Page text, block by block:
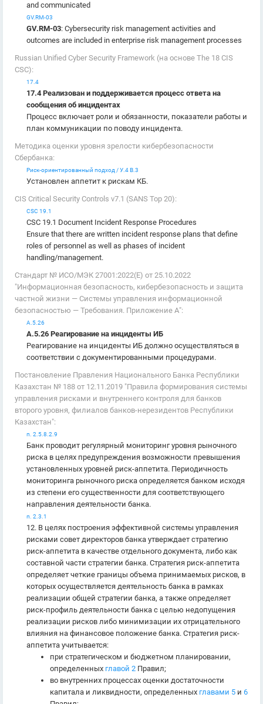
and communicated
GV.RM-03
GV.RM-03: Cybersecurity risk management activities and
outcomes are included in enterprise risk management processes
Russian Unified Cyber Security Framework (на основе The 18 CIS
CSC):
17.4
17.4 Реализован и поддерживается процесс ответа на
сообщения об инцидентах
Процесс включает роли и обязанности, показатели работы и
план коммуникации по поводу инцидента.
Методика оценки уровня зрелости кибербезопасности
Сбербанка:
Риск-ориентированный подход / У.4 В.3
Установлен аппетит к рискам КБ.
CIS Critical Security Controls v7.1 (SANS Top 20):
CSC 19.1
CSC 19.1 Document Incident Response Procedures
Ensure that there are written incident response plans that define
roles of personnel as well as phases of incident
handling/management.
Стандарт № ИСО/МЭК 27001:2022(E) от 25.10.2022
"Информационная безопасность, кибербезопасность и защита
частной жизни — Системы управления информационной
безопасностью — Требования. Приложение А":
А.5.26
А.5.26 Реагирование на инциденты ИБ
Реагирование на инциденты ИБ должно осуществляться в
соответствии с документированными процедурами.
Постановление Правления Национального Банка Республики
Казахстан № 188 от 12.11.2019 "Правила формирования системы
управления рисками и внутреннего контроля для банков
второго уровня, филиалов банков-нерезидентов Республики
Казахстан":
п. 2.5.8.2.9
Банк проводит регулярный мониторинг уровня рыночного
риска в целях предупреждения возможности превышения
установленных уровней риск-аппетита. Периодичность
мониторинга рыночного риска определяется банком исходя
из степени его существенности для соответствующего
направления деятельности банка.
п. 2.3.1
12. В целях построения эффективной системы управления
рисками совет директоров банка утверждает стратегию
риск-аппетита в качестве отдельного документа, либо как
составной части стратегии банка. Стратегия риск-аппетита
определяет четкие границы объема принимаемых рисков, в
которых осуществляется деятельность банка в рамках
реализации общей стратегии банка, а также определяет
риск-профиль деятельности банка с целью недопущения
реализации рисков либо минимизации их отрицательного
влияния на финансовое положение банка. Стратегия риск-
аппетита учитывается:
при стратегическом и бюджетном планировании,
определенных главой 2 Правил;
во внутренних процессах оценки достаточности
капитала и ликвидности, определенных главами 5 и 6